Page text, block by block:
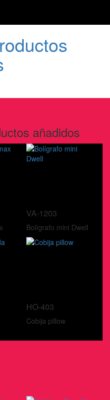
añadidos
VA-1203
Bolígrafo mini Dwell
HO-403
Cobija pillow